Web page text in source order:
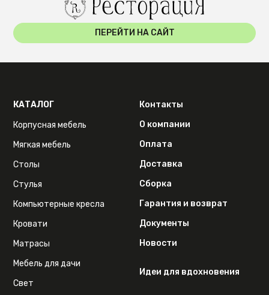
ПЕРЕЙТИ НА САЙТ
КАТАЛОГ
Корпусная мебель
Мягкая мебель
Столы
Стулья
Компьютерные кресла
Кровати
Матрасы
Мебель для дачи
Свет
Контакты
О компании
Оплата
Доставка
Сборка
Гарантия и возврат
Документы
Новости
Идеи для вдохновения